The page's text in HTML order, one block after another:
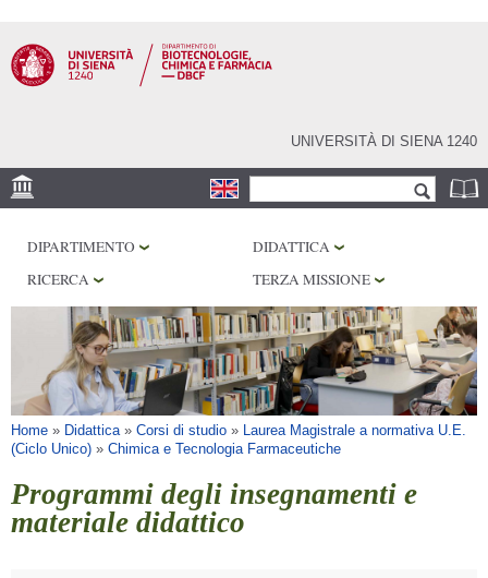
contenuto
principale
UNIVERSITÀ DI SIENA 1240
Form di ricerca
CENTRI DI RICERCA
LABORATORI
BIBLIOTECHE
SERVIZI
DIPARTIMENTO
DIDATTICA
RICERCA
TERZA MISSIONE
Tu sei qui
Home » Didattica» Corsi di studio » Laurea Magistrale a normativa U.E.
(Ciclo Unico) » Chimica e Tecnologia Farmaceutiche
Programmi degli insegnamenti e
materiale didattico